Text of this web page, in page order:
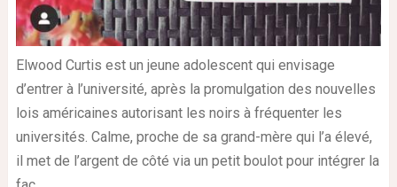
Elwood Curtis est un jeune adolescent qui envisage
d’entrer à l’université, après la promulgation des nouvelles
lois américaines autorisant les noirs à fréquenter les
universités. Calme, proche de sa grand-mère qui l’a élevé,
il met de l’argent de côté via un petit boulot pour intégrer la